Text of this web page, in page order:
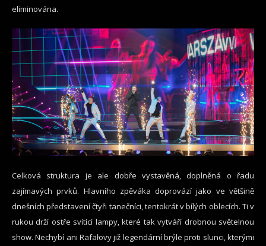
eliminována.
Celková struktura je ale dobře vystavěná, doplněná o řadu
zajímavých prvků. Hlavního zpěváka doprovází jako ve většině
dnešních představení čtyři tanečníci, tentokrát v bílých oblecích. Ti v
rukou drží ostře svítící lampy, které tak vytváří drobnou světelnou
show. Nechybí ani Rafałovy již legendární brýle proti slunci, kterými